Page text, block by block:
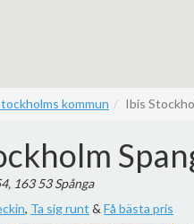
kommun Ibis
163 53 Spånga
, Ta sig runt & Få bästa pris